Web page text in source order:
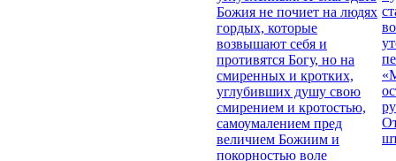
Божия не почиет на людях
гордых, которые
возвышают себя и
противятся Богу, но на
смиренных и кротких,
углубивших душу свою
смирением и кротостью,
самоумалением пред
величием Божиим и
покорностью воле